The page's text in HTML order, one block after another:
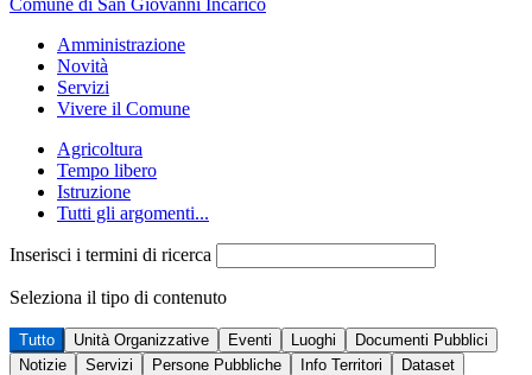
Comune di San Giovanni Incarico
Amministrazione
Novità
Servizi
Vivere il Comune
Agricoltura
Tempo libero
Istruzione
Tutti gli argomenti...
Inserisci i termini di ricerca
Seleziona il tipo di contenuto
Tutto Unità Organizzative Eventi Luoghi
Documenti Pubblici
Notizie
Servizi Persone Pubbliche Info Territori Dataset